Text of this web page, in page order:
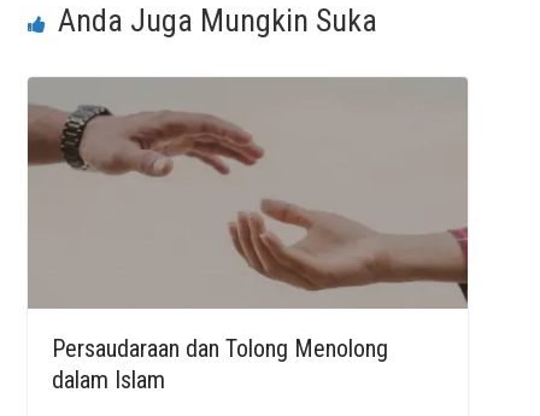
Anda Juga Mungkin Suka
Persaudaraan dan Tolong Menolong
dalam Islam